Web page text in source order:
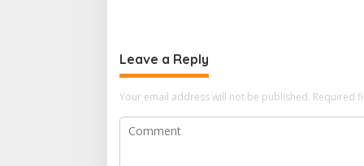
Leave a Reply
Your email address will not be published. Required